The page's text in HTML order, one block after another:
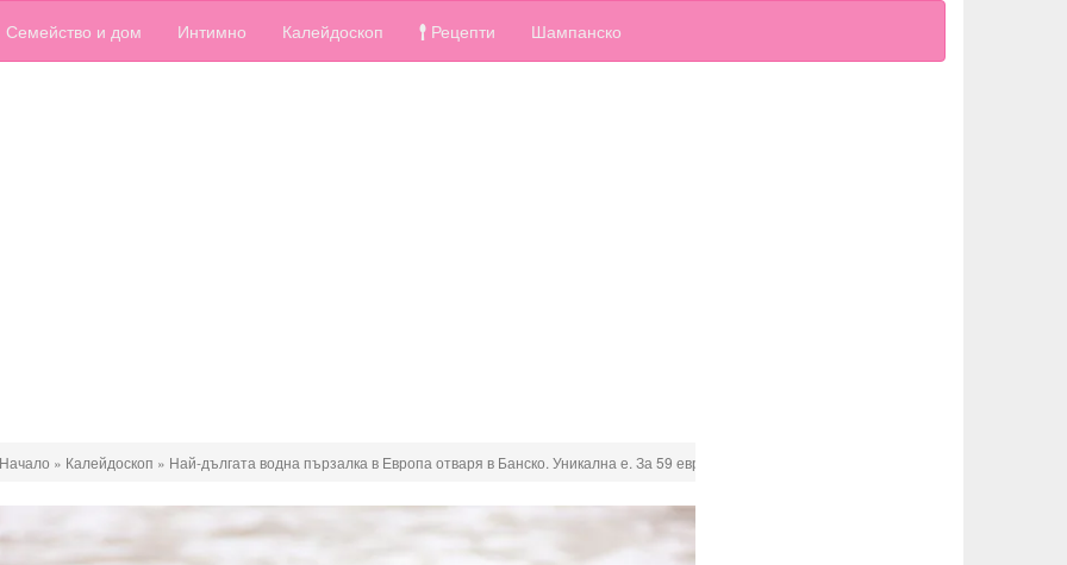
Семейство и дом Интимно Калейдоскоп Рецепти Шампанско
Начало » Калейдоскоп » Най-дългата водна пързалка в Европа отваря в Банско. Уникална е. За 59 евро